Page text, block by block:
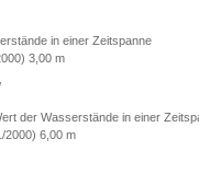
in einer Zeitspanne
3,00 m
der Wasserstände in einer
2000) 6,00 m